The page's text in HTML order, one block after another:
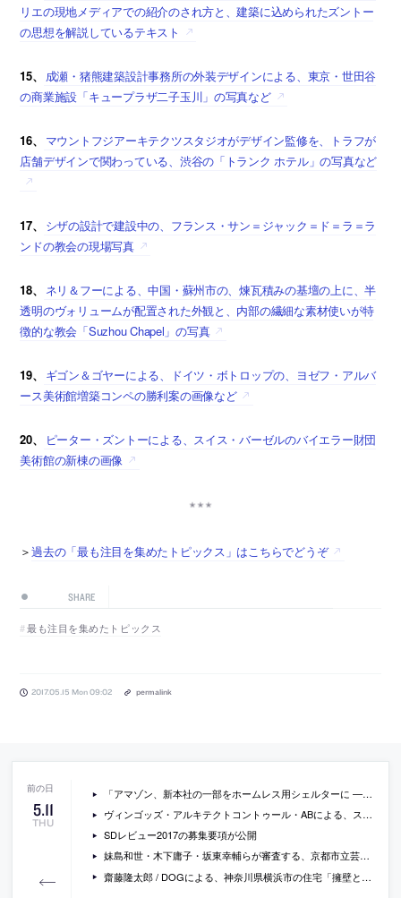
リエの現地メディアでの紹介のされ方と、建築に込められたズントー
の思想を解説しているテキスト
15、
成瀬・猪熊建築設計事務所の外装デザインによる、東京・世田谷
の商業施設「キュープラザ二子玉川」の写真など
16、
マウントフジアーキテクツスタジオがデザイン監修を、トラフが
店舗デザインで関わっている、渋谷の「トランク ホテル」の写真など
17、
シザの設計で建設中の、フランス・サン＝ジャック＝ド＝ラ＝ラ
ンドの教会の現場写真
18、
ネリ＆フーによる、中国・蘇州市の、煉瓦積みの基壇の上に、半
透明のヴォリュームが配置された外観と、内部の繊細な素材使いが特
徴的な教会「Suzhou Chapel」の写真
19、
ギゴン＆ゴヤーによる、ドイツ・ボトロップの、ヨゼフ・アルバ
ース美術館増築コンペの勝利案の画像など
20、
ピーター・ズントーによる、スイス・バーゼルのバイエラー財団
美術館の新棟の画像
＞過去の「最も注目を集めたトピックス」はこちらでどうぞ
SHARE
最も注目を集めたトピックス
2017.05.15 Mon 09:02 permalink
5.11
THU
「アマゾン、新本社の一部をホームレス用シェルターに —— 最大220人を収容」（Tech Insider）
ヴィンゴッズ・アルキテクトコントゥール・ABによる、スウェーデン・マルメの、既存収納庫の切妻をデザインの起点として増築されたマーケットホール「Malmö Saluhall」の写真
SDレビュー2017の募集要項が公開
妹島和世・木下庸子・坂東幸輔らが審査する、京都市立芸術大学等移転整備設計プロポーザルが参加者を募集中
齋藤隆太郎 / DOGによる、神奈川県横浜市の住宅「擁壁と屋根／対行政住宅」